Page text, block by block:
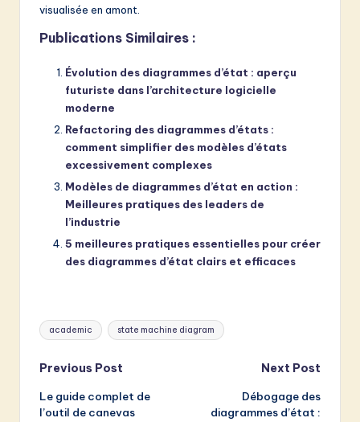
visualisée en amont.
Publications Similaires :
Évolution des diagrammes d’état : aperçu
futuriste dans l’architecture logicielle
moderne
Refactoring des diagrammes d’états :
comment simplifier des modèles d’états
excessivement complexes
Modèles de diagrammes d’état en action :
Meilleures pratiques des leaders de
l’industrie
5 meilleures pratiques essentielles pour créer
des diagrammes d’état clairs et efficaces
Tags:
academic state machine diagram
Post
navigation
Previous Post
Le guide complet de
l’outil de canevas
Next Post
Débogage des
diagrammes d’état :